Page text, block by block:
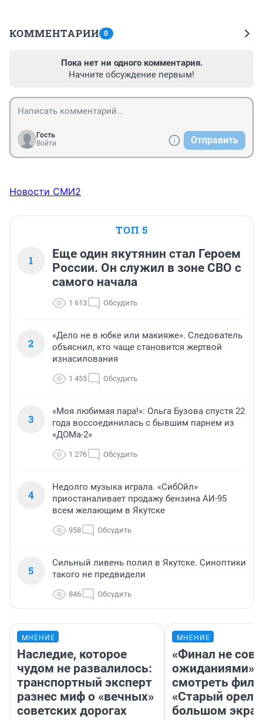
КОММЕНТАРИИ 0
Пока нет ни одного комментария.
Начните обсуждение первым!
Гость
Войти
Отправить
Новости СМИ2
ТОП 5
1
Еще один якутянин стал Героем
России. Он служил в зоне СВО с
самого начала
1 613 Обсудить
2
«Дело не в юбке или макияже». Следователь
объяснил, кто чаще становится жертвой
изнасилования
1 455 Обсудить
3
«Моя любимая пара!»: Ольга Бузова спустя 22
года воссоединилась с бывшим парнем из
«ДОМа-2»
1 276 Обсудить
4
Недолго музыка играла. «СибОйл»
приостаналивает продажу бензина АИ-95
всем желающим в Якутске
958 Обсудить
5
Сильный ливень полил в Якутске. Синоптики
такого не предвидели
846 Обсудить
МНЕНИЕ
Наследие, которое
чудом не развалилось:
транспортный эксперт
разнес миф о «вечных»
советских дорогах
МНЕНИЕ
«Финал не
ожиданиями»:
смотреть
«Старый орел»
большом